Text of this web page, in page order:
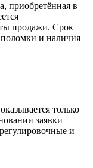
приобретённая в
продажи. Срок
и наличия
только
заявки
и